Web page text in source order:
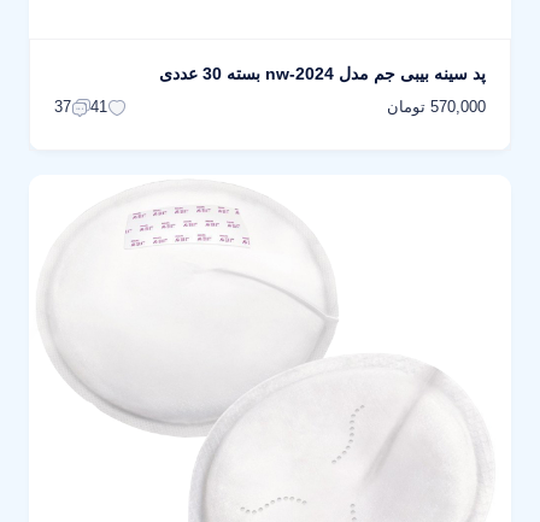
پد سینه بیبی جم مدل nw-2024 بسته 30 عددی
570,000 تومان 41
37